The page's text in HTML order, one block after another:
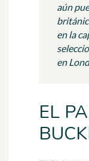
aún
en la
en
EL